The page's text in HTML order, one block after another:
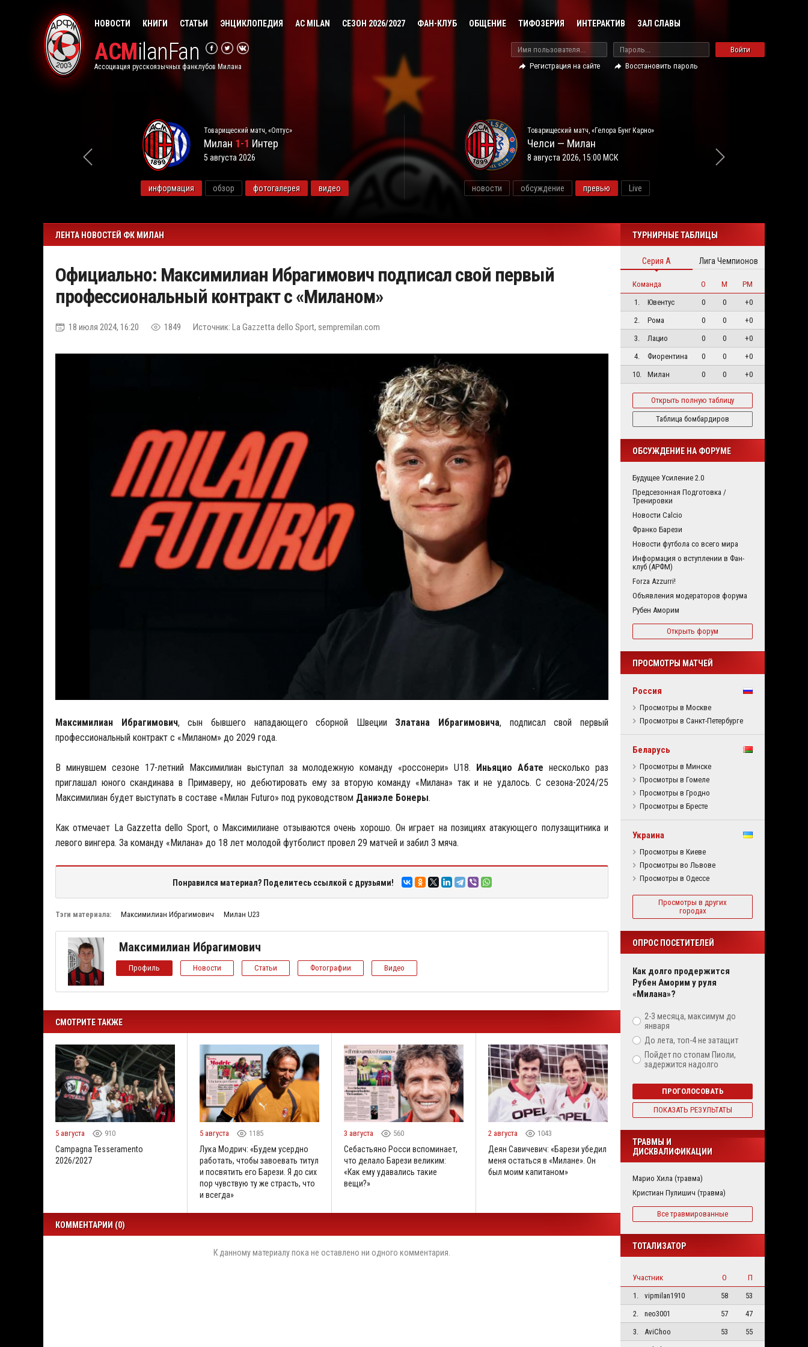
НОВОСТИ КНИГИ СТАТЬИ ЭНЦИКЛОПЕДИЯ AC MILAN СЕЗОН 2026/2027 ФАН-КЛУБ ОБЩЕНИЕ ТИФОЗЕРИЯ ИНТЕРАКТИВ ЗАЛ СЛАВЫ
ACMilanFan
Ассоциация русскоязычных фанклубов Милана
Войти
Регистрация на сайте
Восстановить пароль
Товарищеский матч, «Оптус»
Милан 1-1 Интер
5 августа 2026
информация обзор фотогалерея видео
Товарищеский матч, «Гелора Бунг Карно»
Челси — Милан
8 августа 2026, 15:00 МСК
новости обсуждение превью Live
ЛЕНТА НОВОСТЕЙ ФК МИЛАН
Официально: Максимилиан Ибрагимович подписал свой первый
профессиональный контракт с «Миланом»
18 июля 2024, 16:20 1849 Источник: La Gazzetta dello Sport, sempremilan.com
Максимилиан Ибрагимович, сын бывшего нападающего сборной Швеции Златана Ибрагимовича, подписал свой первый
профессиональный контракт с «Миланом» до 2029 года.
В минувшем сезоне 17-летний Максимилиан выступал за молодежную команду «россонери» U18. Иньяцио Абате несколько раз
приглашал юного скандинава в Примаверу, но дебютировать ему за вторую команду «Милана» так и не удалось. С сезона-2024/25
Максимилиан будет выступать в составе «Милан Futuro» под руководством Даниэле Бонеры.
Как отмечает La Gazzetta dello Sport, о Максимилиане отзываются очень хорошо. Он играет на позициях атакующего полузащитника и
левого вингера. За команду «Милана» до 18 лет молодой футболист провел 29 матчей и забил 3 мяча.
Понравился материал? Поделитесь ссылкой с друзьями!
Тэги материала: Максимилиан Ибрагимович Милан U23
Максимилиан Ибрагимович
Профиль Новости Статьи Фотографии Видео
СМОТРИТЕ ТАКЖЕ
5 августа 910
Campagna Tesseramento
2026/2027
5 августа 1185
Лука Модрич: «Будем усердно
работать, чтобы завоевать титул
и посвятить его Барези. Я до сих
пор чувствую ту же страсть, что
и всегда»
3 августа 560
Себастьяно Росси вспоминает,
что делало Барези великим:
«Как ему удавались такие
вещи?»
2 августа 1043
Деян Савичевич: «Барези убедил
меня остаться в «Милане». Он
был моим капитаном»
КОММЕНТАРИИ (0)
К данному материалу пока не оставлено ни одного комментария.
ТУРНИРНЫЕ ТАБЛИЦЫ
Серия А Лига Чемпионов
Команда О М
РМ
1.
Ювентус 0 0
+0
2.
Рома 0 0
+0
3.
Лацио 0 0
+0
4.
Фиорентина 0 0
+0
10.
Милан 0 0 +0
Открыть полную таблицу
Таблица бомбардиров
ОБСУЖДЕНИЕ НА ФОРУМЕ
Будущее Усиление 2.0
Предсезонная Подготовка /
Тренировки
Новости Calcio
Франко Барези
Новости футбола со всего мира
Информация о вступлении в Фан-
клуб (АРФМ)
Forza Azzurri!
Объявления модераторов форума
Рубен Аморим
Открыть форум
ПРОСМОТРЫ МАТЧЕЙ
Россия
Просмотры в Москве
Просмотры в Санкт-Петербурге
Беларусь
Просмотры в Минске
Просмотры в Гомеле
Просмотры в Гродно
Просмотры в Бресте
Украина
Просмотры в Киеве
Просмотры во Львове
Просмотры в Одессе
Просмотры в других
городах
ОПРОС ПОСЕТИТЕЛЕЙ
Как долго продержится
Рубен Аморим у руля
«Милана»?
2-3 месяца, максимум до
января
До лета, топ-4 не затащит
Пойдет по стопам Пиоли,
задержится надолго
ПРОГОЛОСОВАТЬ
ПОКАЗАТЬ РЕЗУЛЬТАТЫ
ТРАВМЫ И
ДИСКВАЛИФИКАЦИИ
Марио Хила (травма)
Кристиан Пулишич (травма)
Все травмированные
ТОТАЛИЗАТОР
Участник О
П
1.
vipmilan1910 58
53
2.
neo3001 57
47
3.
AviChoo 53
55